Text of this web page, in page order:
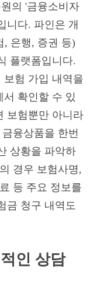
의 '금융소비자
니다. 파인은 개
, 은행, 증권 등)
플랫폼입니다.
보험 가입 내역을
확인할 수 있
보험뿐만 아니라
융상품을 한번
상황을 파악하
경우 보험사명,
등 주요 정보를
금 청구 내역도
인 상담